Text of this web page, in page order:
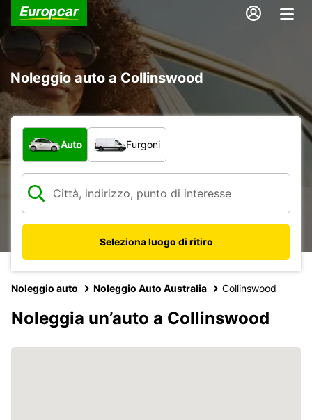
Noleggio auto a Collinswood
Scegli la tipologia di veicolo:
Auto Furgoni
Seleziona luogo di ritiro
Noleggio auto Noleggio Auto Australia Collinswood
Noleggia un’auto a Collinswood